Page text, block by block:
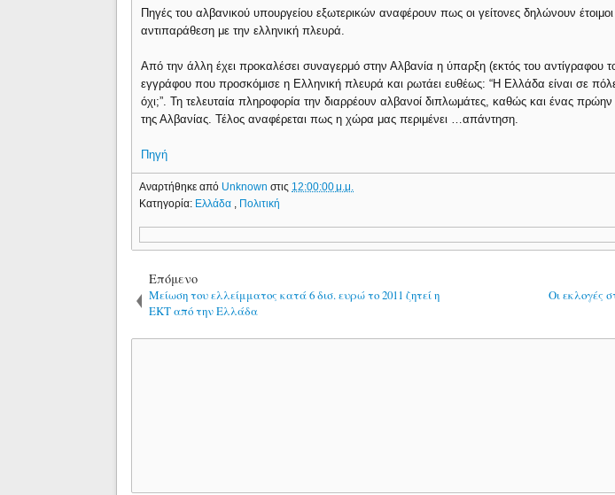
Πηγές του αλβανικού υπουργείου εξωτερικών αναφέρουν πως οι γείτονες δηλώνουν
αντιπαράθεση με την ελληνική πλευρά.
Από την άλλη έχει προκαλέσει συναγερμό στην Αλβανία η ύπαρξη (εκτός του αντίγραφου
εγγράφου που προσκόμισε η Ελληνική πλευρά και ρωτάει ευθέως: “Η Ελλάδα είναι σε
όχι;”. Τη τελευταία πληροφορία την διαρρέουν αλβανοί διπλωμάτες, καθώς και ένας
της Αλβανίας. Τέλος αναφέρεται πως η χώρα μας περιμένει …απάντηση.
Πηγή
Αναρτήθηκε από Unknownστις 12:00:00 μ.μ.
Κατηγορία: Ελλάδα Πολιτική
Επόμενο
Μείωση του ελλείμματος κατά 6 δισ. ευρώ το 2011 ζητεί η
ΕΚΤ από την Ελλάδα
Οι εκλογές